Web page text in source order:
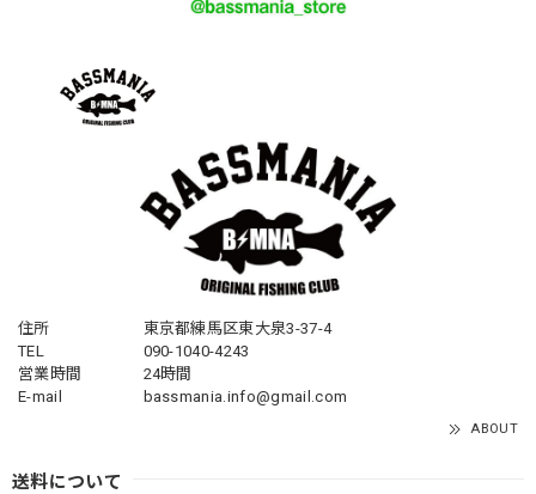
住所
東京都練馬区東大泉3-37-4
TEL
090-1040-4243
営業時間
24時間
E-mail
bassmania.info@gmail.com
ABOUT
送料について